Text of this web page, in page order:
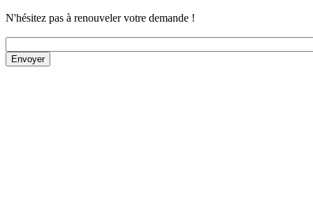
N'hésitez pas à renouveler votre demande !